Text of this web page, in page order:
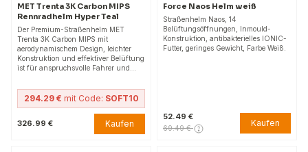
MET Trenta 3K Carbon MIPS
Rennradhelm Hyper Teal
Der Premium-Straßenhelm MET
Trenta 3K Carbon MIPS mit
aerodynamischem Design, leichter
Konstruktion und effektiver Belüftung
ist für anspruchsvolle Fahrer und…
294.29 € mit Code: SOFT10
326.99 € Kaufen
Force Naos Helm weiß
Straßenhelm Naos, 14
Belüftungsöffnungen, Inmould-
Konstruktion, antibakterielles IONIC-
Futter, geringes Gewicht, Farbe Weiß.
52.49 €
69.49 € Kaufen